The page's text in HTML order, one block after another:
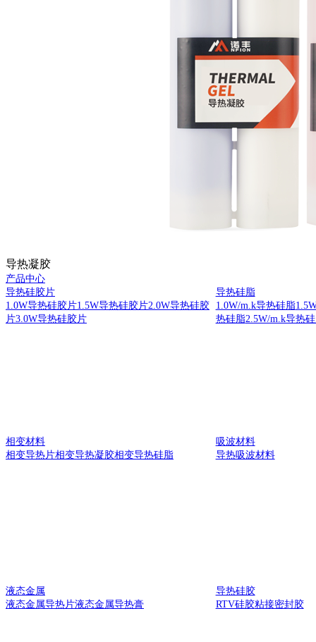
导热凝胶
产品中心
导热硅胶片
1.0W导热硅胶片1.5W导热硅胶片2.0W导热硅胶
片3.0W导热硅胶片
导热硅脂
1.0W/m.k导热硅脂
热硅脂2.5W/m.k导热
相变材料
相变导热片相变导热凝胶相变导热硅脂
吸波材料
导热吸波材料
液态金属
液态金属导热片液态金属导热膏
导热硅胶
RTV硅胶粘接密封胶